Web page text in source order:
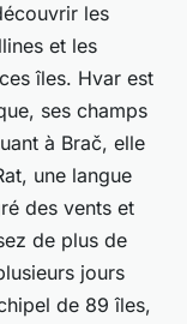
les
et les
îles. Hvar est
ses champs
à Brač, elle
une langue
des vents et
de plus de
jours
de 89 îles,